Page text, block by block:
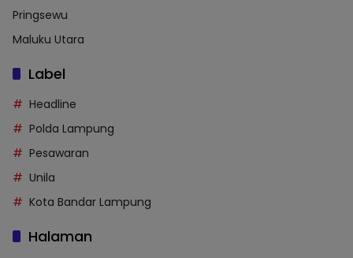
Pringsewu
Maluku Utara
Label
Headline
Polda Lampung
Pesawaran
Unila
Kota Bandar Lampung
Halaman